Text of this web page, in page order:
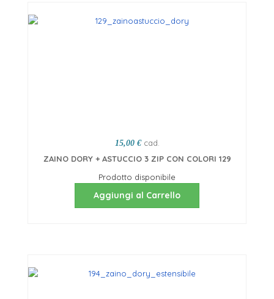
15,00 € cad.
ZAINO DORY + ASTUCCIO 3 ZIP CON COLORI 129
Prodotto disponibile
Aggiungi al Carrello